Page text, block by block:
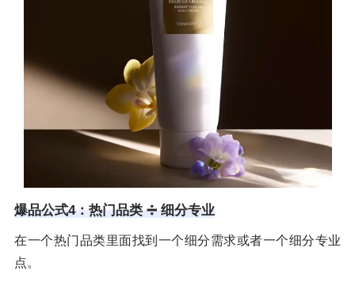
爆品公式4：热门品类 ➗ 细分专业
在一个热门品类里面找到一个细分需求或者一个细分专业
点。